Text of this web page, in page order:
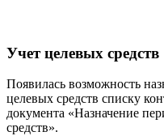
Учет целевых средств
Появилась возможность
целевых средств списку
документа «Назначение
средств».